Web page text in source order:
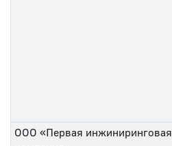
ООО «Первая инжиниринговая